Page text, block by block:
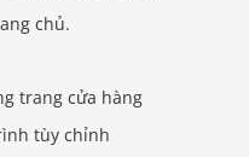
chủ.
trang cửa hàng
tùy chỉnh